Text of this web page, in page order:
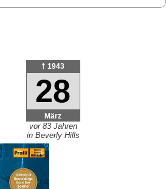
† 1943
28
März
vor 83 Jahren
in Beverly Hills